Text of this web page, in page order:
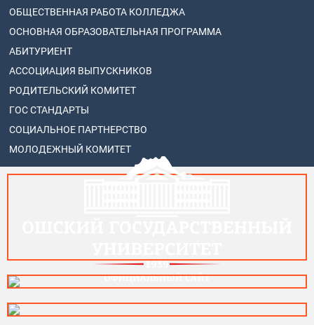
ОБЩЕСТВЕННАЯ РАБОТА КОЛЛЕДЖА
ОСНОВНАЯ ОБРАЗОВАТЕЛЬНАЯ ПРОГРАММА
АБИТУРИЕНТ
АССОЦИАЦИЯ ВЫПУСКНИКОВ
РОДИТЕЛЬСКИЙ КОМИТЕТ
ГОС СТАНДАРТЫ
СОЦИАЛЬНОЕ ПАРТНЕРСТВО
МОЛОДЕЖНЫЙ КОМИТЕТ